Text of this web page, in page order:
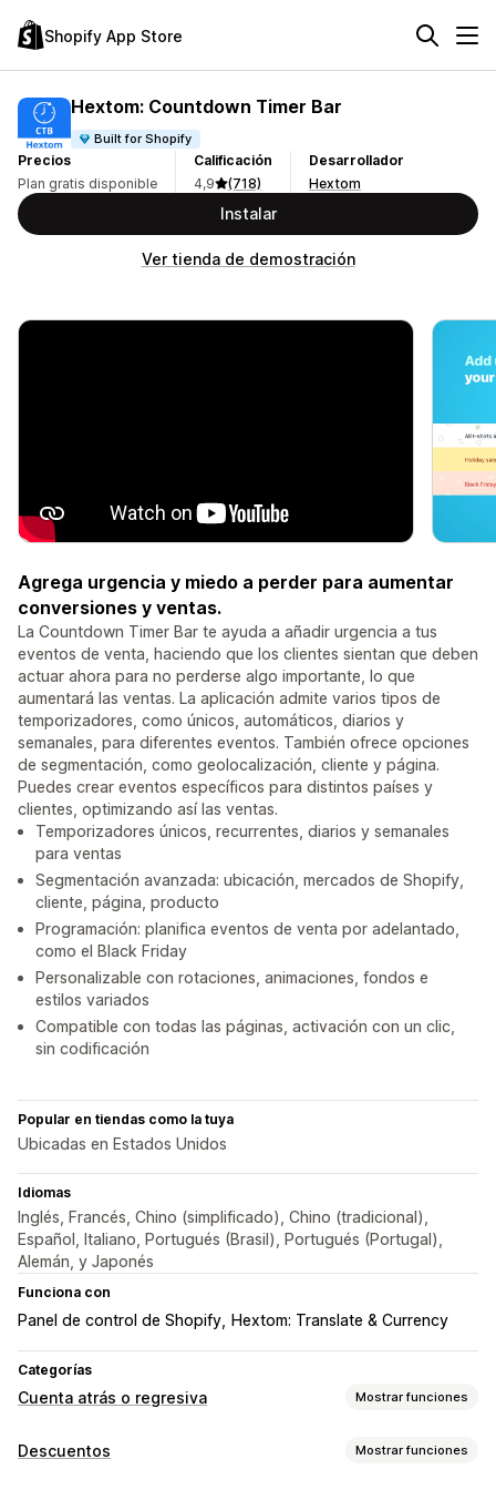
Shopify App Store
Hextom: Countdown Timer Bar
Built for Shopify
Precios
Plan gratis disponible
Calificación
4,9
(718)
Desarrollador
Hextom
Instalar
Ver tienda de demostración
Agrega urgencia y miedo a perder para aumentar
conversiones y ventas.
La Countdown Timer Bar te ayuda a añadir urgencia a tus
eventos de venta, haciendo que los clientes sientan que deben
actuar ahora para no perderse algo importante, lo que
aumentará las ventas. La aplicación admite varios tipos de
temporizadores, como únicos, automáticos, diarios y
semanales, para diferentes eventos. También ofrece opciones
de segmentación, como geolocalización, cliente y página.
Puedes crear eventos específicos para distintos países y
clientes, optimizando así las ventas.
Temporizadores únicos, recurrentes, diarios y semanales
para ventas
Segmentación avanzada: ubicación, mercados de Shopify,
cliente, página, producto
Programación: planifica eventos de venta por adelantado,
como el Black Friday
Personalizable con rotaciones, animaciones, fondos e
estilos variados
Compatible con todas las páginas, activación con un clic,
sin codificación
Popular en tiendas como la tuya
Ubicadas en Estados Unidos
Idiomas
Inglés, Francés, Chino (simplificado), Chino (tradicional),
Español, Italiano, Portugués (Brasil), Portugués (Portugal),
Alemán, y Japonés
Funciona con
Panel de control de Shopify Hextom: Translate & Currency
Categorías
Cuenta atrás o regresiva Mostrar funciones
Opciones de muestra
Descuentos Mostrar funciones